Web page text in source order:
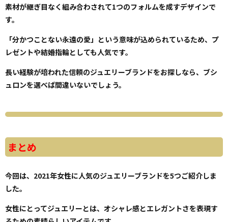
素材が継ぎ目なく組み合わされて1つのフォルムを成すデザインで
す。
「分かつことない永遠の愛」という意味が込められているため、プ
レゼントや結婚指輪としても人気です。
長い経験が培われた信頼のジュエリーブランドをお探しなら、ブシ
ュロンを選べば間違いないでしょう。
まとめ
今回は、2021年女性に人気のジュエリーブランドを5つご紹介しま
した。
女性にとってジュエリーとは、オシャレ感とエレガントさを表現す